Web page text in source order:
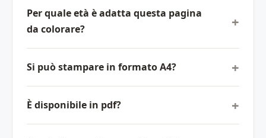
Per quale età è adatta questa pagina
da colorare?
Si può stampare in formato A4?
È disponibile in pdf?